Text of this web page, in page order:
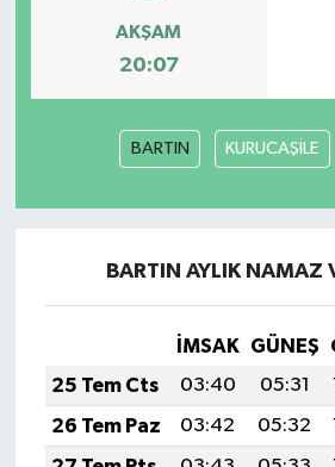
AKŞAM
20:07
BARTIN KURUCAŞİLE
BARTIN AYLIK NAMAZ
İMSAK GÜNEŞ
25 Tem Cts
03:40 05:31
26 Tem Paz
03:42 05:32